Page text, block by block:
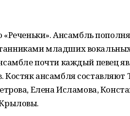
«Реченьки». Ансамбль
младших
почти каждый певец
Костяк ансамбля составляют
Елена Исламова,